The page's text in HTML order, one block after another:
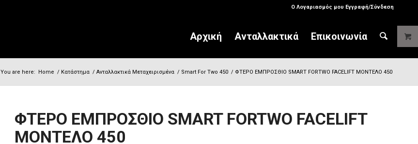
Ο Λογαριασμός μου Εγγραφή/Σύνδεση
Αρχική Ανταλλακτικά Επικοινωνία
You are here: Home / Κατάστημα / Ανταλλακτικά Μεταχειρισμένα / Smart For Two 450 / ΦΤΕΡO ΕΜΠΡΟΣΘΙΟ SMART FORTWO FACELIFT ΜΟΝΤΕΛΟ 450
ΦΤΕΡO ΕΜΠΡΟΣΘΙΟ SMART FORTWO FACELIFT
ΜΟΝΤΕΛΟ 450